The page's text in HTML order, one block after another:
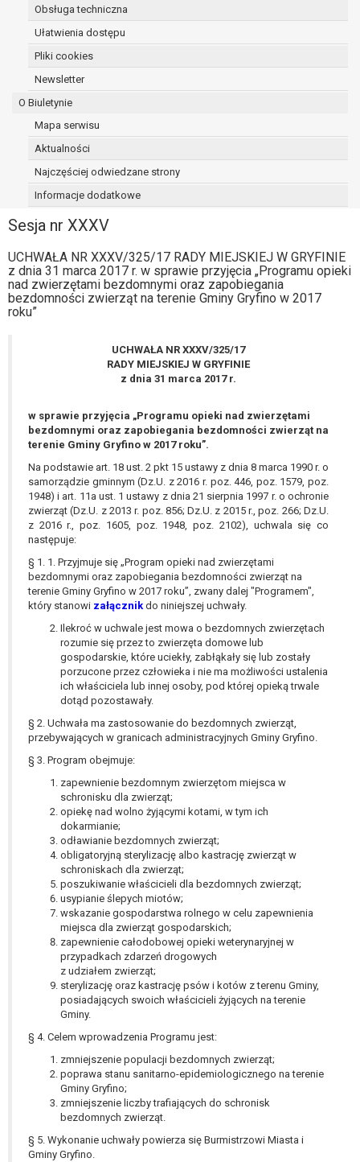
Obsługa techniczna
Ułatwienia dostępu
Pliki cookies
Newsletter
O Biuletynie
Mapa serwisu
Aktualności
Najczęściej odwiedzane strony
Informacje dodatkowe
Sesja nr XXXV
UCHWAŁA NR XXXV/325/17 RADY MIEJSKIEJ W GRYFINIE
z dnia 31 marca 2017 r. w sprawie przyjęcia „Programu opieki
nad zwierzętami bezdomnymi oraz zapobiegania
bezdomności zwierząt na terenie Gminy Gryfino w 2017
roku”
UCHWAŁA NR XXXV/325/17
RADY MIEJSKIEJ W GRYFINIE
z dnia 31 marca 2017 r.
w sprawie przyjęcia „Programu opieki nad zwierzętami
bezdomnymi oraz zapobiegania bezdomności zwierząt na
terenie Gminy Gryfino w 2017 roku”.
Na podstawie art. 18 ust. 2 pkt 15 ustawy z dnia 8 marca 1990 r. o
samorządzie gminnym (Dz.U. z 2016 r. poz. 446, poz. 1579, poz.
1948) i art. 11a ust. 1 ustawy z dnia 21 sierpnia 1997 r. o ochronie
zwierząt (Dz.U. z 2013 r. poz. 856; Dz.U. z 2015 r., poz. 266; Dz.U.
z 2016 r., poz. 1605, poz. 1948, poz. 2102), uchwala się co
następuje:
§ 1. 1. Przyjmuje się „Program opieki nad zwierzętami
bezdomnymi oraz zapobiegania bezdomności zwierząt na
terenie Gminy Gryfino w 2017 roku”, zwany dalej "Programem",
który stanowi załącznikdo niniejszej uchwały.
Ilekroć w uchwale jest mowa o bezdomnych zwierzętach
rozumie się przez to zwierzęta domowe lub
gospodarskie, które uciekły, zabłąkały się lub zostały
porzucone przez człowieka i nie ma możliwości ustalenia
ich właściciela lub innej osoby, pod której opieką trwale
dotąd pozostawały.
§ 2. Uchwała ma zastosowanie do bezdomnych zwierząt,
przebywających w granicach administracyjnych Gminy Gryfino.
§ 3. Program obejmuje:
zapewnienie bezdomnym zwierzętom miejsca w
schronisku dla zwierząt;
opiekę nad wolno żyjącymi kotami, w tym ich
dokarmianie;
odławianie bezdomnych zwierząt;
obligatoryjną sterylizację albo kastrację zwierząt w
schroniskach dla zwierząt;
poszukiwanie właścicieli dla bezdomnych zwierząt;
usypianie ślepych miotów;
wskazanie gospodarstwa rolnego w celu zapewnienia
miejsca dla zwierząt gospodarskich;
zapewnienie całodobowej opieki weterynaryjnej w
przypadkach zdarzeń drogowych
z udziałem zwierząt;
sterylizację oraz kastrację psów i kotów z terenu Gminy,
posiadających swoich właścicieli żyjących na terenie
Gminy.
§ 4. Celem wprowadzenia Programu jest:
zmniejszenie populacji bezdomnych zwierząt;
poprawa stanu sanitarno-epidemiologicznego na terenie
Gminy Gryfino;
zmniejszenie liczby trafiających do schronisk
bezdomnych zwierząt.
§ 5. Wykonanie uchwały powierza się Burmistrzowi Miasta i
Gminy Gryfino.
osoba, której dane dotyczą, wniosła
sprzeciw wobec przetwarzania
danych - do czasu ustalenia czy
prawnie uzasadnione podstawy po
podstawie art. 20 RODO, w przypadku gdy
przetwarzanie danych odbywa się na
której dane dotyczą lub na podstawie
zautomatyzowany;
prawo sprzeciwu wobec przetwarzania
danych na podstawie art. 21 RODO, wobec
niezbędność przetwarzania do
wykonania zadania realizowanego w
interesie publicznym lub w ramach
powierzonej administratorowi bądź
niezbędność przetwarzania do celów
uzasadnionych interesów
realizowanych przez administratora
lub przez stronę trzecią.
Z przyczyn związanych z Pani/Pana
sprzeciwu, administrator nie może już
przetwarzać tych danych osobowych, chyba
że wykaże on istnienie ważnych prawnie
uzasadnionych podstaw do przetwarzania,
nadrzędnych wobec interesów, praw i
wolności osoby, której dane dotyczą, lub
podstaw do ustalenia, dochodzenia lub
obrony roszczeń.
W przypadku gdy przetwarzanie danych
osobowych odbywa się na podstawie zgody osoby
na przetwarzanie danych osobowych (art. 6 ust. 1
lit a RODO), przysługuje Pani/Panu prawo do
cofnięcia tej zgody w dowolnym momencie.
Cofnięcie to nie ma wpływu na zgodność
przetwarzania, którego dokonano na podstawie
zgody przed jej cofnięciem.
Przysługuje Pani/Panu prawo wniesienia skargi do
organu nadzorczego na niezgodne z prawem
przetwarzanie Pani/Pana danych osobowych
przez administratora.
Organem właściwym do wniesienia skargi jest
Prezes Urzędu Ochrony Danych Osobowych.
W zależności od sfery, w której przetwarzane są
dane osobowe, podanie danych osobowych jest
dobrowolne albo jest wymogiem ustawowym lub
umownym.
zautomatyzowanemu podejmowaniu decyzji, w
tym również profilowaniu.